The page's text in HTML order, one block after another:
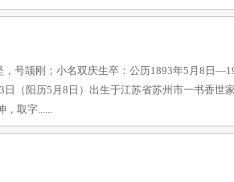
，号颉刚；小名双庆生卒：公历1893年5月8日
日（阳历5月8日）出生于江苏省苏州市一书香
，取字......